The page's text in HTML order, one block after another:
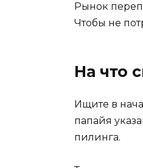
Рынок
Чтобы не
На что
Ищите в
папайя
пилинга.